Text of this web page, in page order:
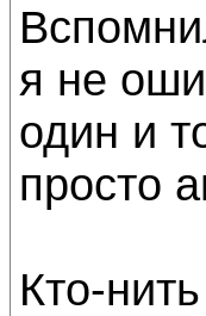
я не
один и
просто
Кто-